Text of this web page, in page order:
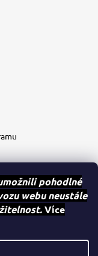
pohodlné
webu neustále
Více